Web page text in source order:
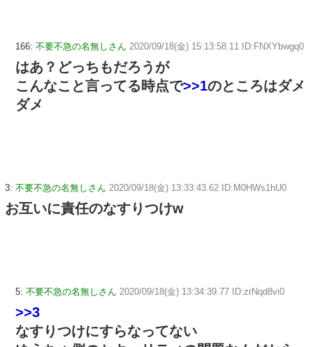
166: 不要不急の名無しさん 2020/09/18(金) 15:13:58.11 ID:FNXYbwgq0
はあ？どっちもだろうが
こんなこと言ってる時点で>>1のところはダメ
ダメ
3: 不要不急の名無しさん 2020/09/18(金) 13:33:43.62 ID:M0HWs1hU0
お互いに責任のなすりつけw
5: 不要不急の名無しさん 2020/09/18(金) 13:34:39.77 ID:zrNqd8vi0
>>3
なすりつけにすらなってない